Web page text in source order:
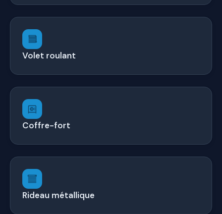
Volet roulant
Coffre-fort
Rideau métallique